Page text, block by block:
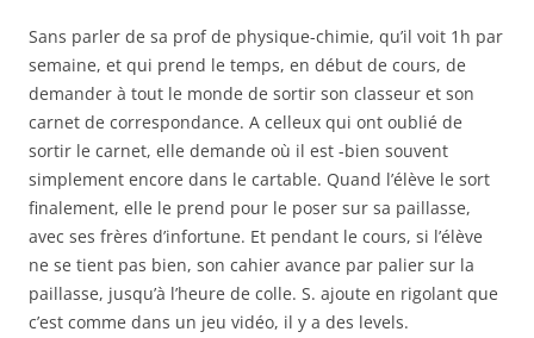
Sans parler de sa prof de physique-chimie, qu’il voit 1h par
semaine, et qui prend le temps, en début de cours, de
demander à tout le monde de sortir son classeur et son
carnet de correspondance. A celleux qui ont oublié de
sortir le carnet, elle demande où il est -bien souvent
simplement encore dans le cartable. Quand l’élève le sort
finalement, elle le prend pour le poser sur sa paillasse,
avec ses frères d’infortune. Et pendant le cours, si l’élève
ne se tient pas bien, son cahier avance par palier sur la
paillasse, jusqu’à l’heure de colle. S. ajoute en rigolant que
c’est comme dans un jeu vidéo, il y a des levels.